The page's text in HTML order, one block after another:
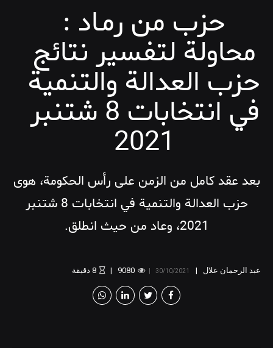
حزب من رمـاد :
محاولة لتفسير نتائج
حزب العدالة والتنمية
في انتخابات 8 شتنبر
2021
بعد عقد كامل من الزمن على رأس الحكومة، هوى
حزب العدالة والتنمية في انتخابات 8 شتنبر
2021، وعاد من حيث انطلق.
عبد الرحمان علال 30/10/2021
9080
8 دقيقة